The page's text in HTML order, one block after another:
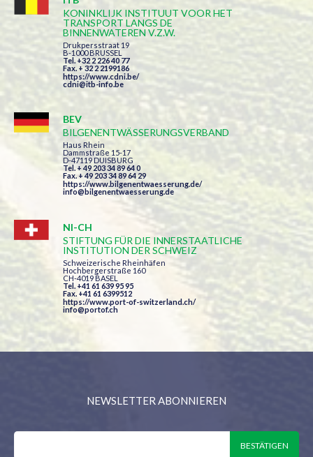
KONINKLIJK INSTITUUT VOOR HET
TRANSPORT LANGS DE
BINNENWATEREN V.Z.W.
Drukpersstraat 19
B-1000 BRUSSEL
Tel. +32 2 226 40 77
Fax. + 32 2 2199186
https://www.cdni.be/
cdni@itb-info.be
BEV
BILGENENTWÄSSERUNGSVERBAND
Haus Rhein
Dammstraße 15-17
D-47119 DUISBURG
Tel. + 49 203 34 89 64 0
Fax. + 49 203 34 89 64 29
https://www.bilgenentwaesserung.de/
info@bilgenentwaesserung.de
NI-CH
STIFTUNG FÜR DIE INNERSTAATLICHE
INSTITUTION DER SCHWEIZ
Schweizerische Rheinhäfen
Hochbergerstraße 160
CH-4019 BASEL
Tel. +41 61 639 95 95
Fax. +41 61 6399512
https://www.port-of-switzerland.ch/
info@portof.ch
NEWSLETTER ABONNIEREN